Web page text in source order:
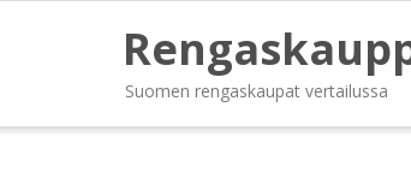
Suomen rengaskaupat vertailussa